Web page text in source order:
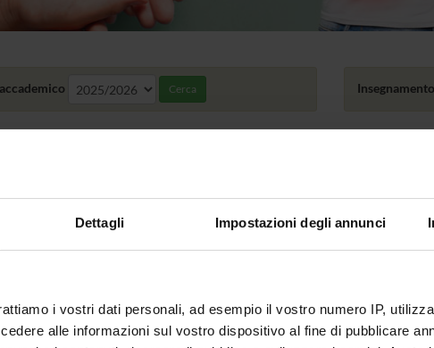
Dettagli Impostazioni degli annunci
i vostri dati personali, ad esempio il vostro numero IP,
alle informazioni sul vostro dispositivo al fine di pubblicare
Cerca Insegnamento
A Genetica medica
A Microbiologia e microbiologia clinica